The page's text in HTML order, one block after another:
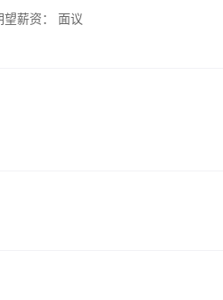
望薪资：
面议